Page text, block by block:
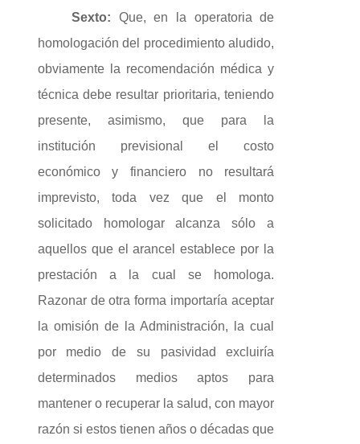
Sexto: Que, en la operatoria de
homologación del procedimiento aludido,
obviamente la recomendación médica y
técnica debe resultar prioritaria, teniendo
presente, asimismo, que para la
institución previsional el costo
económico y financiero no resultará
imprevisto, toda vez que el monto
solicitado homologar alcanza sólo a
aquellos que el arancel establece por la
prestación a la cual se homologa.
Razonar de otra forma importaría aceptar
la omisión de la Administración, la cual
por medio de su pasividad excluiría
determinados medios aptos para
mantener o recuperar la salud, con mayor
razón si estos tienen años o décadas que